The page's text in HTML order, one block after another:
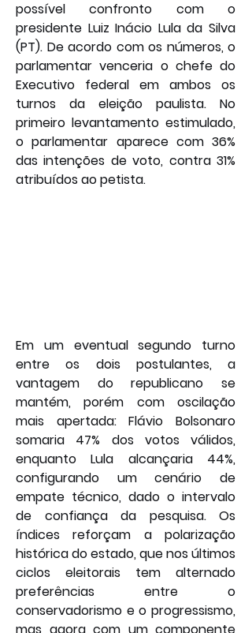
possível confronto com o
presidente Luiz Inácio Lula da Silva
(PT). De acordo com os números, o
parlamentar venceria o chefe do
Executivo federal em ambos os
turnos da eleição paulista. No
primeiro levantamento estimulado,
o parlamentar aparece com 36%
das intenções de voto, contra 31%
atribuídos ao petista.
Em um eventual segundo turno
entre os dois postulantes, a
vantagem do republicano se
mantém, porém com oscilação
mais apertada: Flávio Bolsonaro
somaria 47% dos votos válidos,
enquanto Lula alcançaria 44%,
configurando um cenário de
empate técnico, dado o intervalo
de confiança da pesquisa. Os
índices reforçam a polarização
histórica do estado, que nos últimos
ciclos eleitorais tem alternado
preferências entre o
conservadorismo e o progressismo,